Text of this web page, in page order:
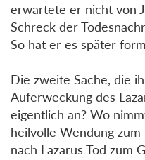
erwartete er nicht von
Schreck der
So hat er es später
Die zweite Sache, die
Auferweckung des
eigentlich an? Wo
heilvolle Wendung zum
nach Lazarus Tod zum